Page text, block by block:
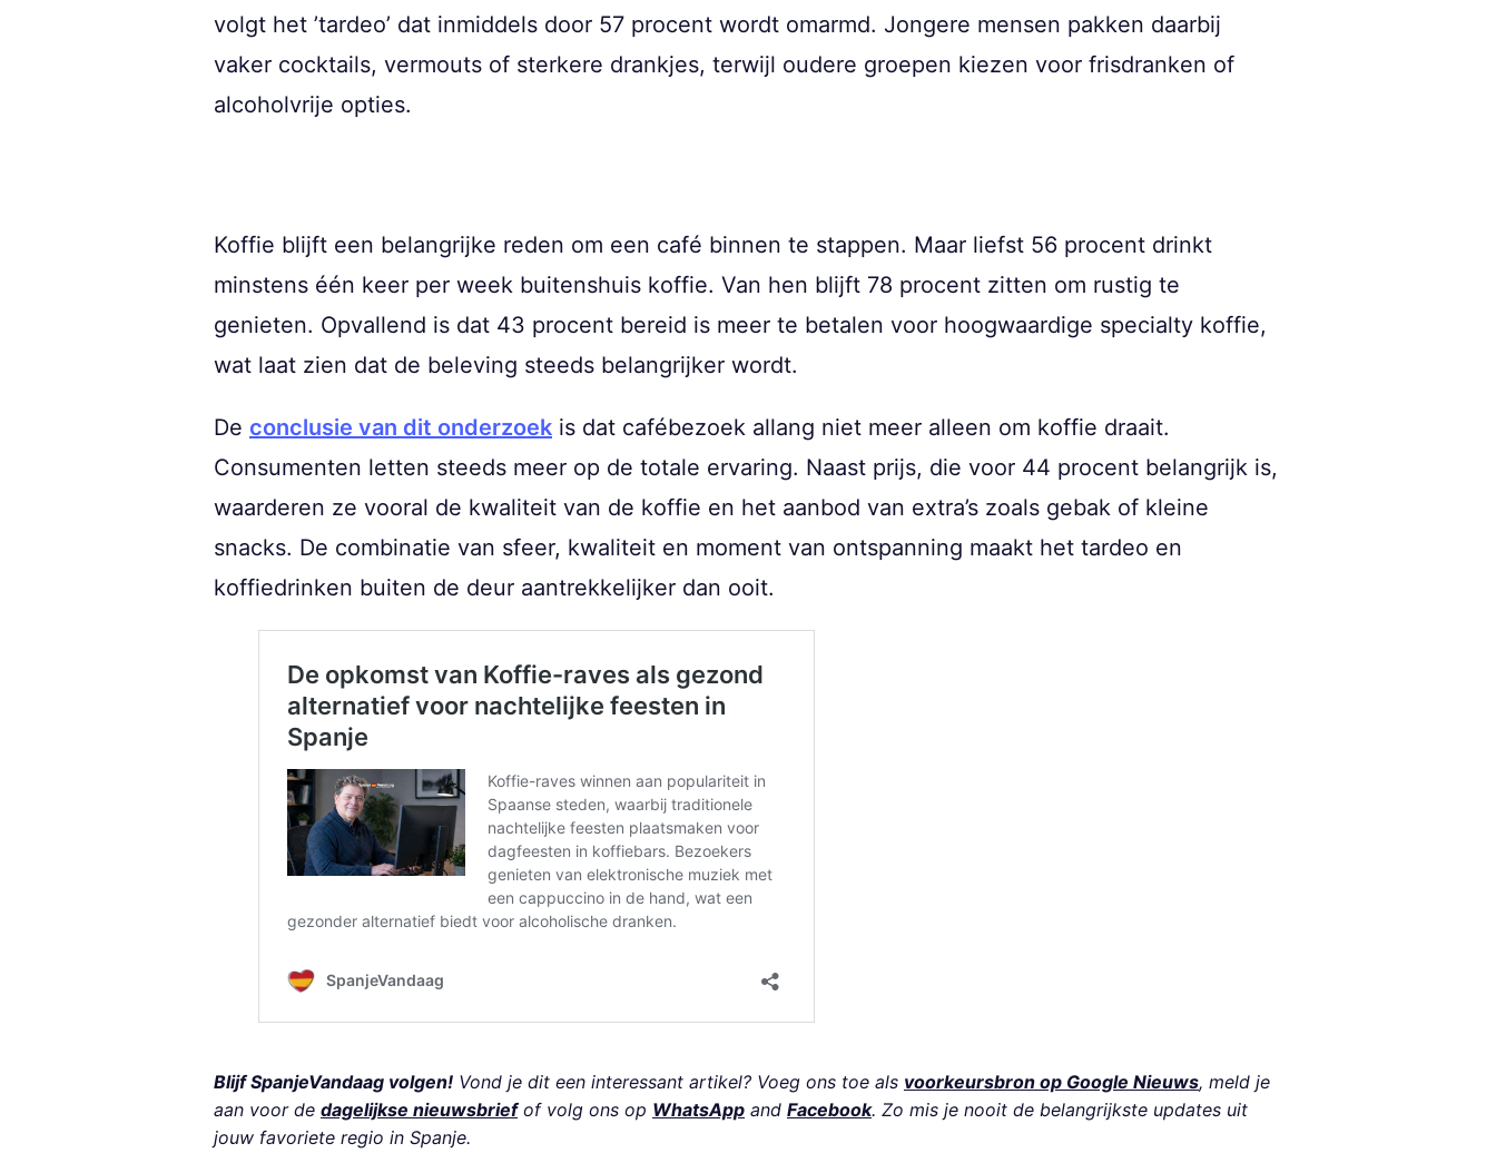
volgt het ’tardeo’ dat inmiddels door 57 procent wordt omarmd. Jongere mensen pakken daarbij
vaker cocktails, vermouts of sterkere drankjes, terwijl oudere groepen kiezen voor frisdranken of
alcoholvrije opties.
Koffie blijft een belangrijke reden om een café binnen te stappen. Maar liefst 56 procent drinkt
minstens één keer per week buitenshuis koffie. Van hen blijft 78 procent zitten om rustig te
genieten. Opvallend is dat 43 procent bereid is meer te betalen voor hoogwaardige specialty koffie,
wat laat zien dat de beleving steeds belangrijker wordt.
De conclusie van dit onderzoek is dat cafébezoek allang niet meer alleen om koffie draait.
Consumenten letten steeds meer op de totale ervaring. Naast prijs, die voor 44 procent belangrijk is,
waarderen ze vooral de kwaliteit van de koffie en het aanbod van extra’s zoals gebak of kleine
snacks. De combinatie van sfeer, kwaliteit en moment van ontspanning maakt het tardeo en
koffiedrinken buiten de deur aantrekkelijker dan ooit.
Blijf SpanjeVandaag volgen! Vond je dit een interessant artikel? Voeg ons toe als voorkeursbron op Google Nieuws, meld je
aan voor de dagelijkse nieuwsbriefof volg ons op WhatsApp and Facebook. Zo mis je nooit de belangrijkste updates uit
jouw favoriete regio in Spanje.